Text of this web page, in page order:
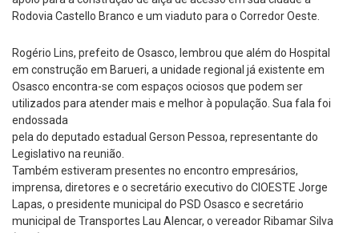
Rodovia Castello Branco e um viaduto para o Corredor Oeste.
Rogério Lins, prefeito de Osasco, lembrou que além do Hospital
em construção em Barueri, a unidade regional já existente em
Osasco encontra-se com espaços ociosos que podem ser
utilizados para atender mais e melhor à população. Sua fala foi
endossada
pela do deputado estadual Gerson Pessoa, representante do
Legislativo na reunião.
Também estiveram presentes no encontro empresários,
imprensa, diretores e o secretário executivo do CIOESTE Jorge
Lapas, o presidente municipal do PSD Osasco e secretário
municipal de Transportes Lau Alencar, o vereador Ribamar Silva